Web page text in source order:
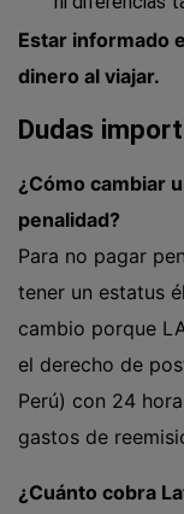
Estar informado
dinero al viajar.
Dudas
¿Cómo cambiar
penalidad?
Para no pagar
tener un estatus
cambio porque
el derecho de
Perú) con 24
gastos de
¿Cuánto cobra